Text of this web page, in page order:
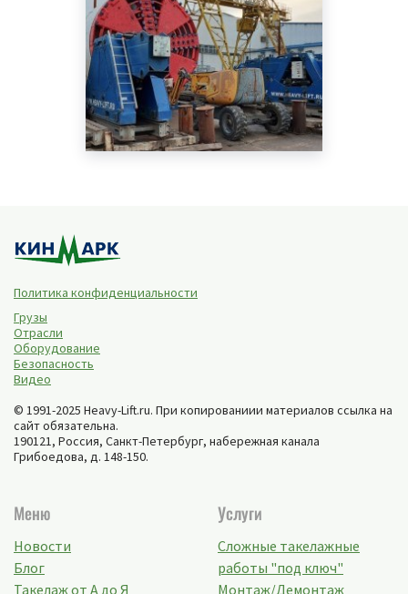
Политика конфиденциальности
Грузы
Отрасли
Оборудование
Безопасность
Видео
© 1991-2025 Heavy-Lift.ru. При копированиии материалов ссылка на
сайт обязательна.
190121, Россия, Санкт-Петербург, набережная канала
Грибоедова, д. 148-150.
Меню
Новости
Блог
Такелаж от А до Я
Услуги
Сложные такелажные
работы "под ключ"
Монтаж/Демонтаж